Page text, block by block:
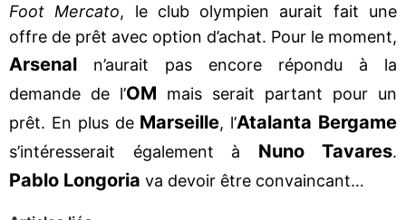
Foot Mercato, le club olympien aurait fait une
offre de prêt avec option d’achat. Pour le moment,
Arsenal n’aurait pas encore répondu à la
demande de l’OM mais serait partant pour un
prêt. En plus de Marseille, l’Atalanta Bergame
s’intéresserait également à Nuno Tavares.
Pablo Longoria va devoir être convaincant…